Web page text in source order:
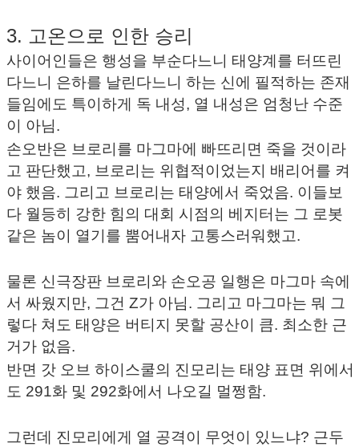
3. 고온으로 인한 승리
사이어인들은 행성을 부순다느니 태양계를 터뜨린
다느니 은하를 날린다느니 하는 신에 필적하는 존재
들임에도 특이하게 독 내성, 열 내성은 엄청난 수준
이 아님.
손오반은 브로리를 마그마에 빠뜨리면 죽을 것이라
고 판단했고, 브로리는 위협적이었는지 배리어를 켜
야 했음. 그리고 브로리는 태양에서 죽었음. 이들보
다 월등히 강한 힘의 대회 시점의 베지터는 그 로봇
같은 놈이 열기를 뿜어내자 고통스러워했고.
물론 신극장판 브로리와 손오공 일행은 마그마 속에
서 싸웠지만, 그건 Z가 아님. 그리고 마그마는 뭐 그
렇다 쳐도 태양은 버티지 못할 공산이 큼. 최소한 근
거가 없음.
반면 갓 오브 하이스쿨의 진모리는 태양 표면 위에서
도 291화 및 292화에서 나오길 멀쩡함.
그런데 진모리에게 열 공격이 무엇이 있느냐? 근두